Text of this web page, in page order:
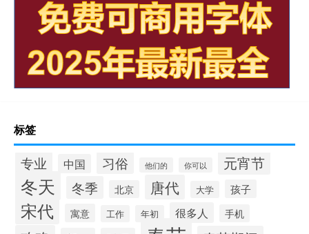
标签
专业 中国 习俗 他们的 你可以 元宵节
冬天 冬季 北京 唐代 大学 孩子
宋代 寓意 工作 年初 很多人 手机